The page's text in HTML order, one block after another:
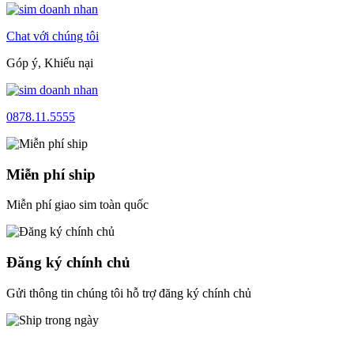
Chat với chúng tôi
Góp ý, Khiếu nại
0878.11.5555
Miễn phí ship
Miễn phí giao sim toàn quốc
Đăng ký chính chủ
Gửi thông tin chúng tôi hỗ trợ đăng ký chính chủ